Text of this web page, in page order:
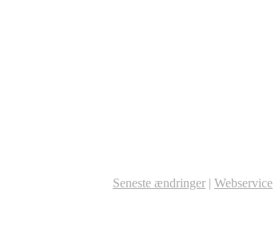
Seneste ændringer | Webservice